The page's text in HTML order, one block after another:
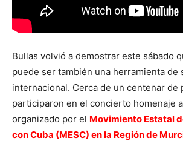
Bullas volvió a demostrar este sábado
puede ser también una herramienta de
internacional. Cerca de un centenar de
participaron en el concierto homenaje
organizado por el Movimiento Estatal
con Cuba (MESC) en la Región de